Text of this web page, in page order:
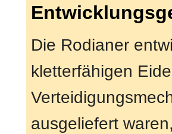
Die Rodianer
kletterfähigen
ausgeliefert